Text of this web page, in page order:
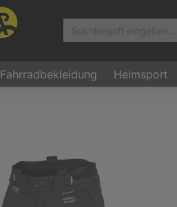
Fahrradbekleidung Heimsport